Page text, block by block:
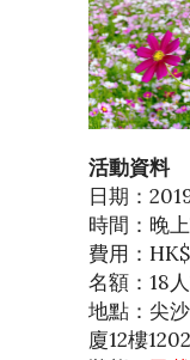
活動資料
日期：
時間：晚
費用：
名額：18
地點：尖
廈12樓